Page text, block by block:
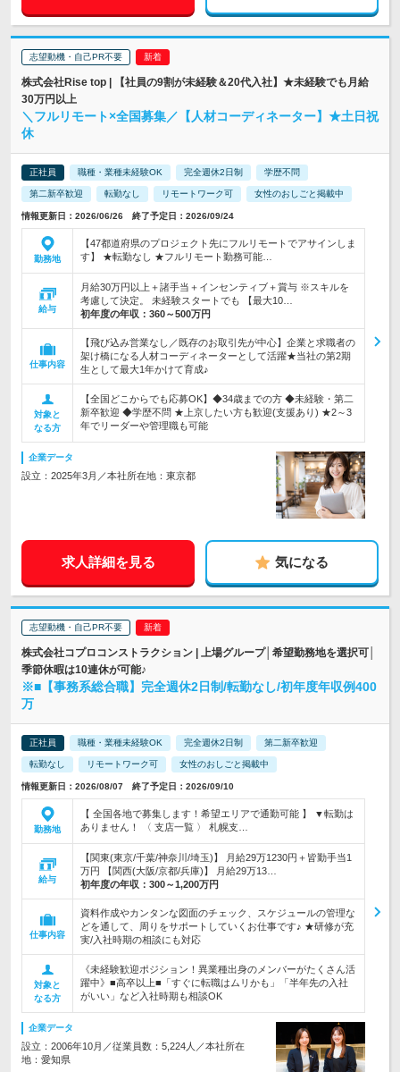
志望動機・自己PR不要
株式会社Rise top | 【社員の9割が未経験＆20代入社】★未経験でも月給
30万円以上
＼フルリモート×全国募集／【人材コーディネーター】★土日祝
休
正社員 職種・業種未経験OK 完全週休2日制 学歴不問
第二新卒歓迎 転勤なし リモートワーク可 女性のおしごと掲載中
情報更新日：2026/06/26 終了予定日：2026/09/24
勤務地
【47都道府県のプロジェクト先にフルリモートでアサインしま
す】 ★転勤なし ★フルリモート勤務可能…
給与
月給30万円以上＋諸手当＋インセンティブ＋賞与 ※スキルを
考慮して決定。 未経験スタートでも 【最大10…
初年度の年収： 360～500万円
仕事内容
【飛び込み営業なし／既存のお取引先が中心】企業と求職者の
架け橋になる人材コーディネーターとして活躍★当社の第2期
生として最大1年かけて育成♪
対象と
なる方
【全国どこからでも応募OK】◆34歳までの方 ◆未経験・第二
新卒歓迎 ◆学歴不問 ★上京したい方も歓迎(支援あり) ★2～3
年でリーダーや管理職も可能
企業データ
設立：2025年3月／本社所在地：東京都
求人詳細を見る 気になる
志望動機・自己PR不要
株式会社コプロコンストラクション | 上場グループ│希望勤務地を選択可│
季節休暇は10連休が可能♪
※■【事務系総合職】完全週休2日制/転勤なし/初年度年収例400
万
正社員 職種・業種未経験OK 完全週休2日制 第二新卒歓迎
転勤なし リモートワーク可 女性のおしごと掲載中
情報更新日：2026/08/07 終了予定日：2026/09/10
勤務地
【 全国各地で募集します！希望エリアで通勤可能 】 ▼転勤は
ありません！ 〈 支店一覧 〉 札幌支…
給与
【関東(東京/千葉/神奈川/埼玉)】 月給29万1230円＋皆勤手当1
万円 【関西(大阪/京都/兵庫)】 月給29万13…
初年度の年収： 300～1,200万円
仕事内容
資料作成やカンタンな図面のチェック、スケジュールの管理な
どを通して、周りをサポートしていくお仕事です♪ ★研修が充
実/入社時期の相談にも対応
対象と
なる方
《未経験歓迎ポジション！異業種出身のメンバーがたくさん活
躍中》■高卒以上■「すぐに転職はムリかも」「半年先の入社
がいい」など入社時期も相談OK
企業データ
設立：2006年10月／従業員数：5,224人／本社所在
地：愛知県